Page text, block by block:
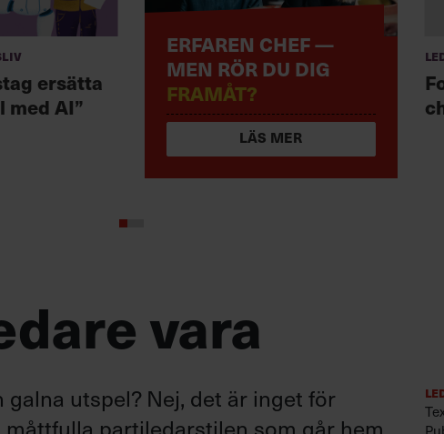
ersätta
AI”
ERFAREN CHEF —
MEN RÖR DU DIG
FRAMÅT?
LÄS MER
vara
utspel? Nej, det är inget för